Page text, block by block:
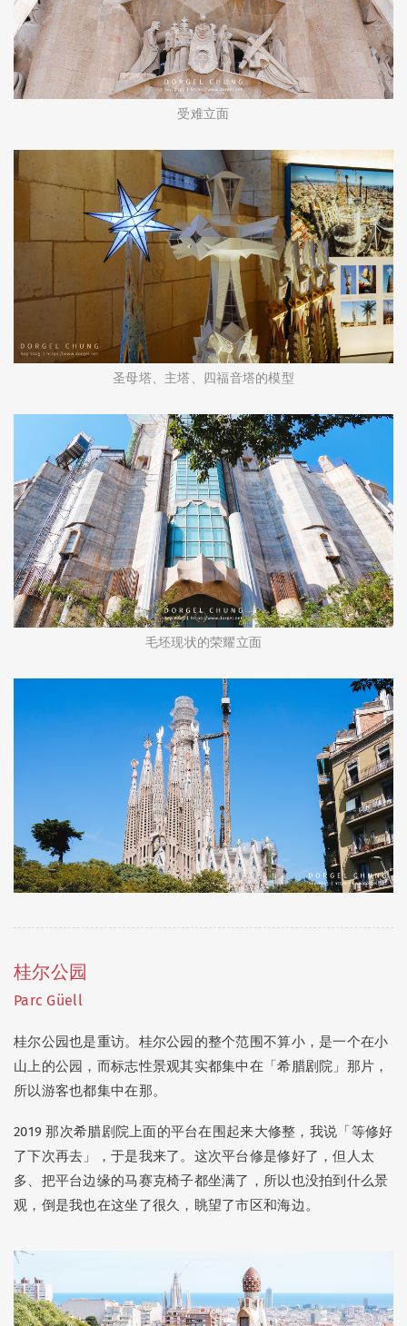
受难立面
圣母塔、主塔、四福音塔的模型
毛坯现状的荣耀立面
桂尔公园
Parc Güell
桂尔公园也是重访。桂尔公园的整个范围不算小，是一个在小
山上的公园，而标志性景观其实都集中在「希腊剧院」那片，
所以游客也都集中在那。
2019 那次希腊剧院上面的平台在围起来大修整，我说「等修好
了下次再去」，于是我来了。这次平台修是修好了，但人太
多、把平台边缘的马赛克椅子都坐满了，所以也没拍到什么景
观，倒是我也在这坐了很久，眺望了市区和海边。